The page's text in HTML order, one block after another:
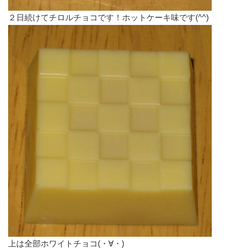
２日続けてチロルチョコです！ホットケーキ味です(^^)
上は全部ホワイトチョコ(・∀・)